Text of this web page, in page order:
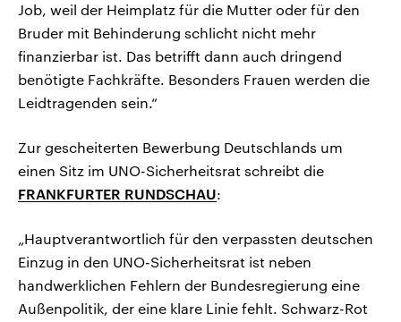
Job, weil der Heimplatz für die Mutter oder für den
Bruder mit Behinderung schlicht nicht mehr
finanzierbar ist. Das betrifft dann auch dringend
benötigte Fachkräfte. Besonders Frauen werden die
Leidtragenden sein.“
Zur gescheiterten Bewerbung Deutschlands um
einen Sitz im UNO-Sicherheitsrat schreibt die
FRANKFURTER RUNDSCHAU:
„Hauptverantwortlich für den verpassten deutschen
Einzug in den UNO-Sicherheitsrat ist neben
handwerklichen Fehlern der Bundesregierung eine
Außenpolitik, der eine klare Linie fehlt. Schwarz-Rot